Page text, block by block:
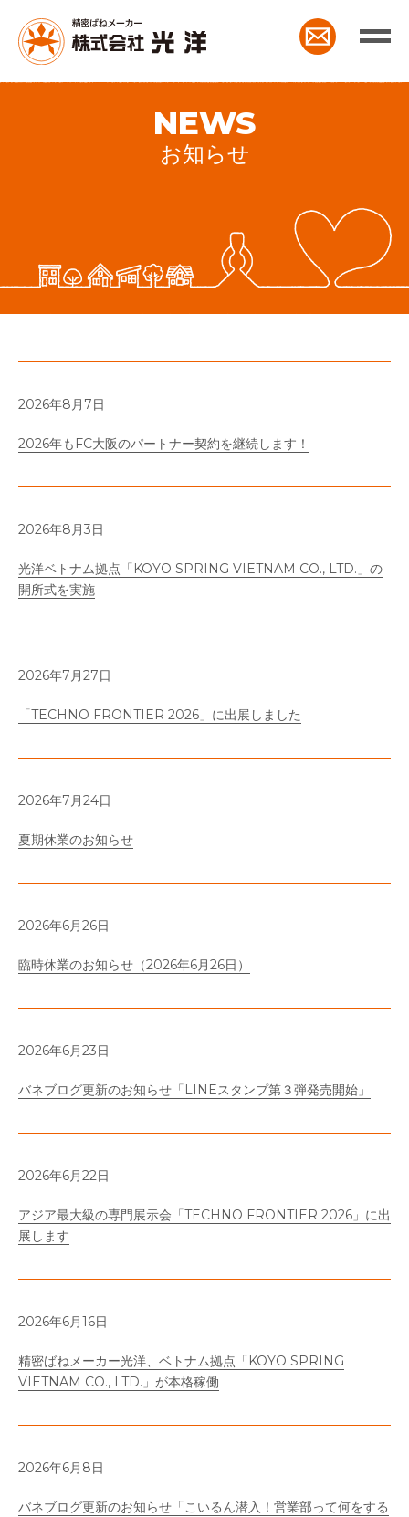
NEWS
お知らせ
2026年8月7日
2026年もFC大阪のパートナー契約を継続します！
2026年8月3日
光洋ベトナム拠点「KOYO SPRING VIETNAM CO., LTD.」の
開所式を実施
2026年7月27日
「TECHNO FRONTIER 2026」に出展しました
2026年7月24日
夏期休業のお知らせ
2026年6月26日
臨時休業のお知らせ（2026年6月26日）
2026年6月23日
バネブログ更新のお知らせ「LINEスタンプ第３弾発売開始」
2026年6月22日
アジア最大級の専門展示会「TECHNO FRONTIER 2026」に出
展します
2026年6月16日
精密ばねメーカー光洋、ベトナム拠点「KOYO SPRING
VIETNAM CO., LTD.」が本格稼働
2026年6月8日
バネブログ更新のお知らせ「こいるん潜入！営業部って何をする